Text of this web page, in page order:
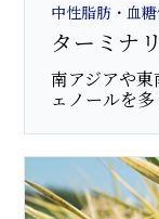
中性脂肪・血
ターミナ
南アジアや
ェノールを多